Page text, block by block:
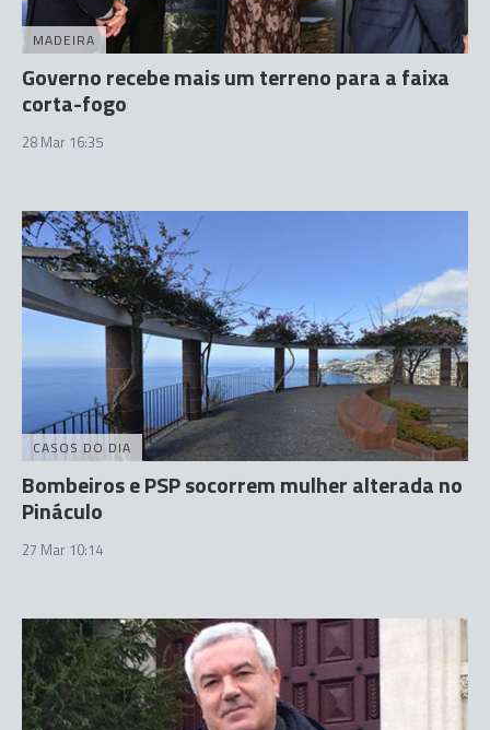
MADEIRA
Governo recebe mais um terreno para a faixa
corta-fogo
28 Mar 16:35
CASOS DO DIA
Bombeiros e PSP socorrem mulher alterada no
Pináculo
27 Mar 10:14